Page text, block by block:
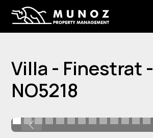
Villa - Finestrat -
NO5218